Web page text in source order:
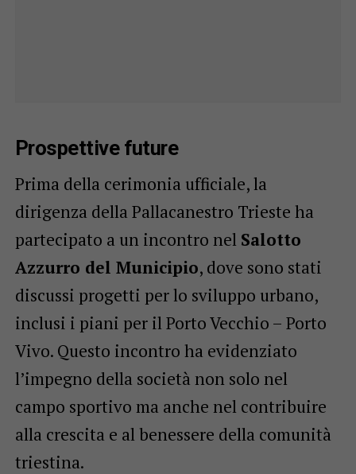
Prospettive future
Prima della cerimonia ufficiale, la
dirigenza della Pallacanestro Trieste ha
partecipato a un incontro nel Salotto
Azzurro del Municipio, dove sono stati
discussi progetti per lo sviluppo urbano,
inclusi i piani per il Porto Vecchio – Porto
Vivo. Questo incontro ha evidenziato
l’impegno della società non solo nel
campo sportivo ma anche nel contribuire
alla crescita e al benessere della comunità
triestina.